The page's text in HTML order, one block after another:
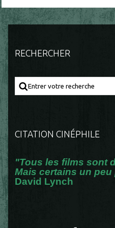
RECHERCHER
CITATION CINÉPHILE
"Tous les films sont
Mais certains un
David Lynch